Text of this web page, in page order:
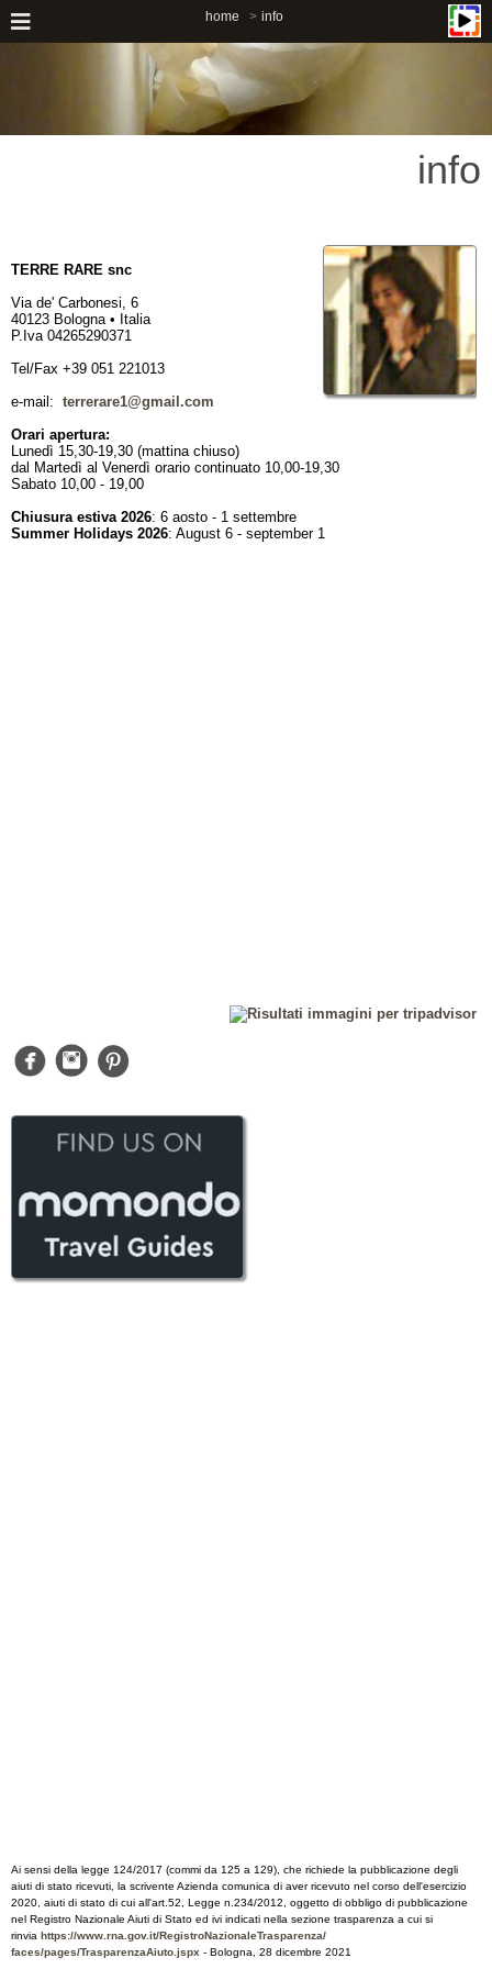
home info
info
TERRE RARE snc
Via de' Carbonesi, 6
40123 Bologna • Italia
P.Iva 04265290371
Tel/Fax +39 051 221013
e-mail: terrerare1@gmail.com
Orari apertura:
Lunedì 15,30-19,30 (mattina chiuso)
dal Martedì al Venerdì orario continuato 10,00-19,30
Sabato 10,00 - 19,00
Chiusura estiva 2026: 6 aosto - 1 settembre
Summer Holidays 2026: August 6 - september 1
Ai sensi della legge 124/2017 (commi da 125 a 129), che richiede la pubblicazione degli
aiuti di stato ricevuti, la scrivente Azienda comunica di aver ricevuto nel corso dell'esercizio
2020, aiuti di stato di cui all'art.52, Legge n.234/2012, oggetto di obbligo di pubblicazione
nel Registro Nazionale Aiuti di Stato ed ivi indicati nella sezione trasparenza a cui si
rinvia https://www.rna.gov.it/RegistroNazionaleTrasparenza/
faces/pages/TrasparenzaAiuto. jspx - Bologna, 28 dicembre 2021